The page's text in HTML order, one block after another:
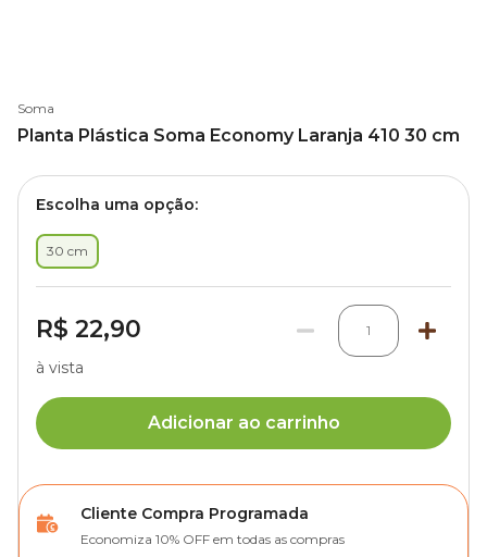
Soma
Planta Plástica Soma Economy Laranja 410 30 cm
Escolha uma opção:
30 cm
R$ 22,90 1
à vista
Adicionar ao carrinho
Cliente Compra Programada
Economiza 10% OFF em todas as compras